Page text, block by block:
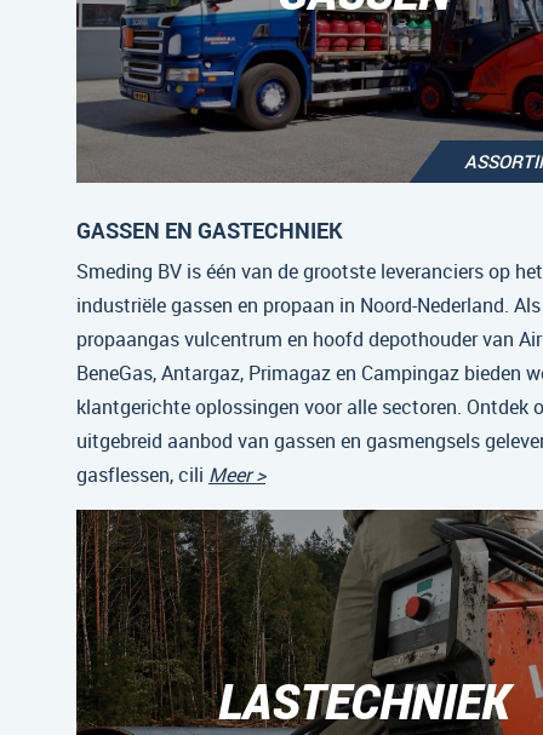
GASSEN EN GASTECHNIEK
Smeding BV is één van de grootste leveranciers op
industriële gassen en propaan in Noord-Nederland.
propaangas vulcentrum en hoofd depothouder van
BeneGas, Antargaz, Primagaz en Campingaz bieden
klantgerichte oplossingen voor alle sectoren. Ontdek
uitgebreid aanbod van gassen en gasmengsels
gasflessen, cili Meer >
LASTECHNIEK